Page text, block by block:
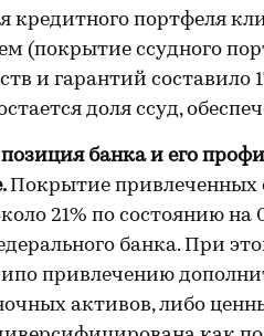
кредитного портфеля
(покрытие ссудного
и гарантий составило
доля ссуд,
банка и его
Покрытие привлеченных
21% по состоянию
банка. При
привлечению
активов, либо